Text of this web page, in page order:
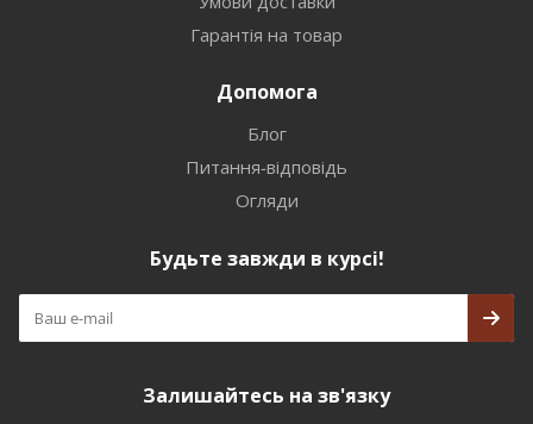
Гарантія на товар
Допомога
Блог
Питання-відповідь
Огляди
Будьте завжди в курсі!
Залишайтесь на зв'язку